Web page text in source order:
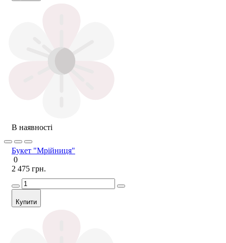
В наявності
Букет "Мрійниця"
0
2 475 грн.
Купити